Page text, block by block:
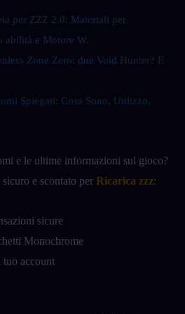
per ZZZ 2.8: Materiali per
abilità e Motore W.
Zone Zero: due Void Hunter? E
Spiegati: Cosa Sono, Utilizzo,
e le ultime informazioni sul gioco?
e scontato per Ricarica zzz:
sicure
Monochrome
tuo account